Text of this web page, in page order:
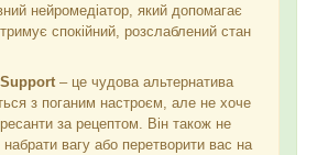
нейромедіатор, який допомагає
спокійний, розслаблений стан
– це чудова альтернатива
з поганим настроєм, але не хоче
за рецептом. Він також не
вагу або перетворити вас на